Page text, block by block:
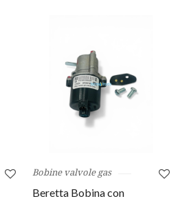
Bobine valvole gas
Beretta Bobina con